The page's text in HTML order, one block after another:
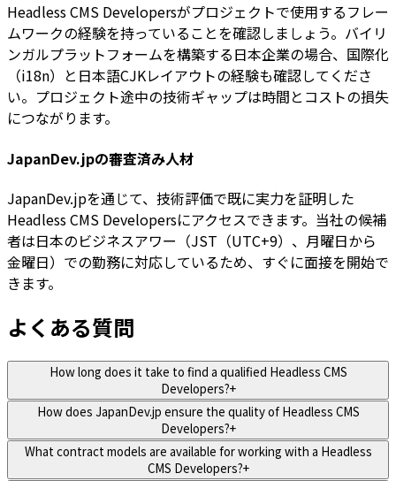
Headless CMS Developersがプロジェクトで使用するフレー
ムワークの経験を持っていることを確認しましょう。バイリ
ンガルプラットフォームを構築する日本企業の場合、国際化
（i18n）と日本語CJKレイアウトの経験も確認してくださ
い。プロジェクト途中の技術ギャップは時間とコストの損失
につながります。
JapanDev.jpの審査済み人材
JapanDev.jpを通じて、技術評価で既に実力を証明した
Headless CMS Developersにアクセスできます。当社の候補
者は日本のビジネスアワー（JST（UTC+9）、月曜日から
金曜日）での勤務に対応しているため、すぐに面接を開始で
きます。
よくある質問
How long does it take to find a qualified Headless CMS
Developers?+
How does JapanDev.jp ensure the quality of Headless CMS
Developers?+
What contract models are available for working with a Headless
CMS Developers?+